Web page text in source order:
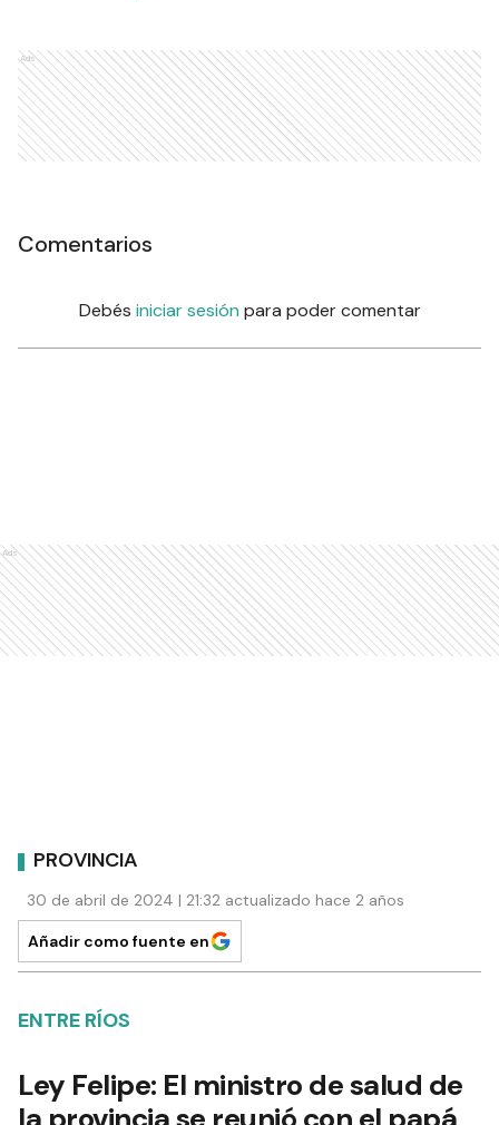
Ads
Comentarios
Debés iniciar sesión para poder comentar
Ads
PROVINCIA
30 de abril de 2024 | 21:32 actualizado hace 2 años
Añadir como fuente en
ENTRE RÍOS
Ley Felipe: El ministro de salud de